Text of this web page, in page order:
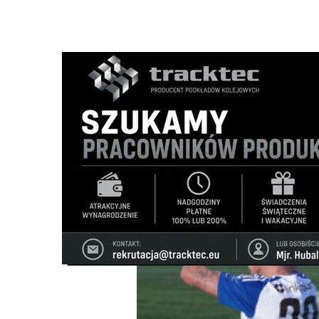
Ścieżka
nawigacyjna
Strona główna Wiadomości /Sport
Wigry Suwałki
SPORT 18/11/2025 / 1 Komentarzy
Wigry Suwałki triumfują na wyjeździe.